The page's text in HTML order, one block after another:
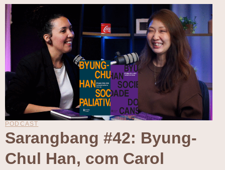
PODCAST
Sarangbang #42: Byung-
Chul Han, com Carol